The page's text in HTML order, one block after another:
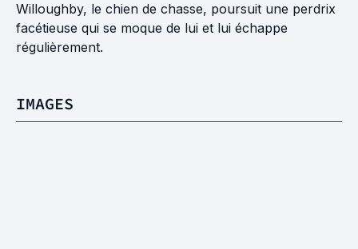
Willoughby, le chien de chasse, poursuit une perdrix
facétieuse qui se moque de lui et lui échappe
régulièrement.
IMAGES